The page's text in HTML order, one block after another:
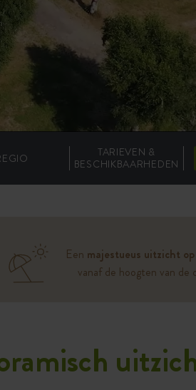
TARIEVEN &
BESCHIKBAARHEDEN
Een majestueus uitzicht
vanaf de hoogten van de